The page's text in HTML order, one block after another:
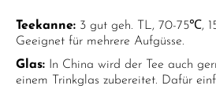
Teekanne: 3 gut geh. TL, 70-75℃,
Geeignet für mehrere Aufgüsse.
Glas: In China wird der Tee auch
einem Trinkglas zubereitet. Dafür